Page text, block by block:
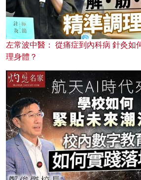
左常波中醫： 從痛症到內科病 針灸如
理身體？